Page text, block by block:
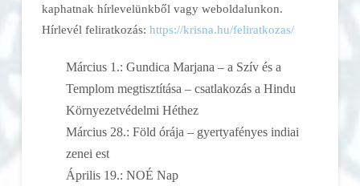
kaphatnak hírlevelünkből vagy weboldalunkon.
Hírlevél feliratkozás: https://krisna.hu/feliratkozas/
Március 1.: Gundica Marjana – a Szív és a
Templom megtisztítása – csatlakozás a Hindu
Környezetvédelmi Héthez
Március 28.: Föld órája – gyertyafényes indiai
zenei est
Április 19.: NOÉ Nap